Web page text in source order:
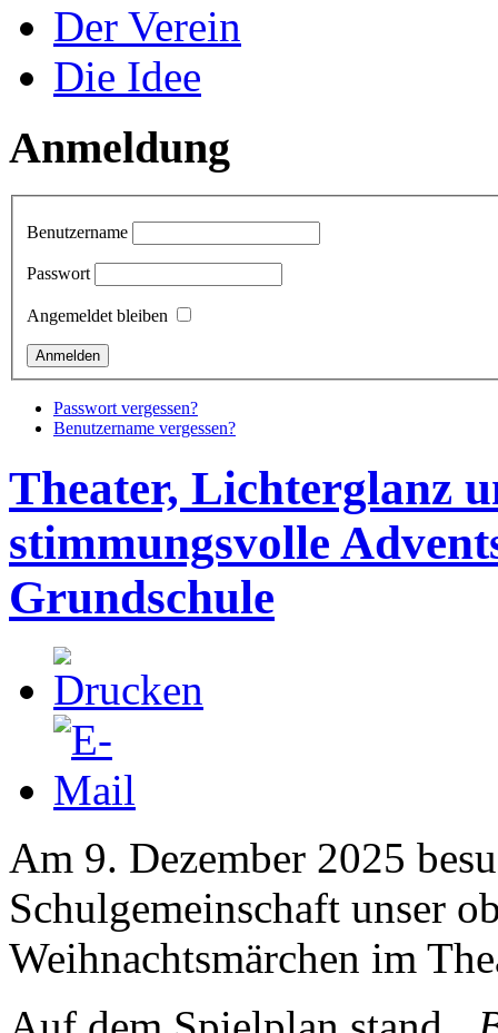
Der Verein
Die Idee
Anmeldung
Benutzername
Passwort
Angemeldet bleiben
Passwort vergessen?
Benutzername vergessen?
Theater, Lichterglanz
stimmungsvolle
Grundschule
Am 9. Dezember 2025
Schulgemeinschaft unser
Weihnachtsmärchen im